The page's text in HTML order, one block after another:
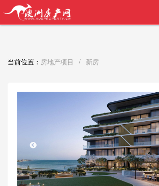
买家中介VIP服务，助您
当前位置： 房地产项目 / 新房